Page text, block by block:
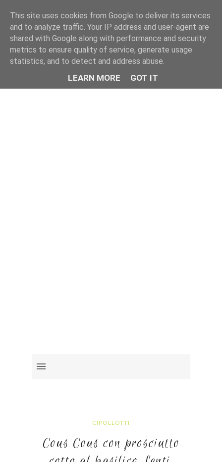
CIPOLLOTTI
Cous Cous con prosciutto
This site uses cookies from Google to deliver its services
and to analyze traffic. Your IP address and user-agent are
shared with Google along with performance and security
metrics to ensure quality of service, generate usage
statistics, and to detect and address abuse.
LEARN MORE GOT IT